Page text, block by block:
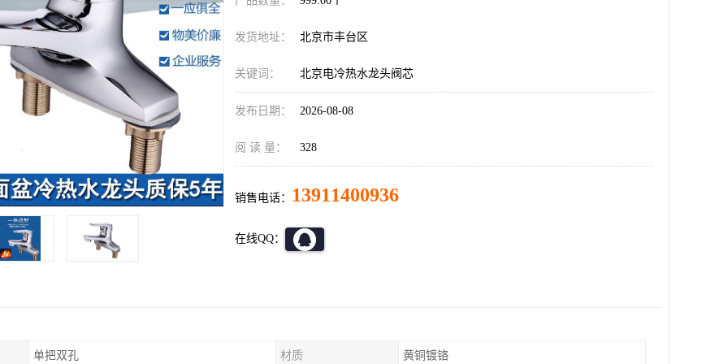
发货地址： 北京市丰台区
关键词： 北京电冷热水龙头阀芯
发布日期： 2026-08-08
阅 读 量： 328
销售电话： 13911400936
在线QQ：
单把双孔 材质 黄铜镀铬